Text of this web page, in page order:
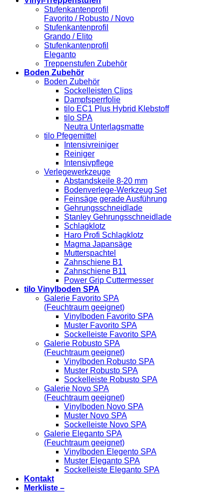
Stufenkantenprofil
Favorito / Robusto / Novo
Stufenkantenprofil
Grando / Elito
Stufenkantenprofil
Eleganto
Treppenstufen Zubehör
Boden Zubehör
Boden Zubehör
Sockelleisten Clips
Dampfsperrfolie
tilo EC1 Plus Hybrid Klebstoff
tilo SPA
Neutra Unterlagsmatte
tilo Pfegemittel
Intensivreiniger
Reiniger
Intensivpflege
Verlegewerkzeuge
Abstandskeile 8-20 mm
Bodenverlege-Werkzeug Set
Feinsäge gerade Ausführung
Gehrungsschneidlade
Stanley Gehrungsschneidlade
Schlagklotz
Haro Profi Schlagklotz
Magma Japansäge
Mutterspachtel
Zahnschiene B1
Zahnschiene B11
Power Grip Cuttermesser
tilo Vinylboden SPA
Galerie Favorito SPA
(Feuchtraum geeignet)
Vinylboden Favorito SPA
Muster Favorito SPA
Sockelleiste Favorito SPA
Galerie Robusto SPA
(Feuchtraum geeignet)
Vinylboden Robusto SPA
Muster Robusto SPA
Sockelleiste Robusto SPA
Galerie Novo SPA
(Feuchtraum geeignet)
Vinylboden Novo SPA
Muster Novo SPA
Sockelleiste Novo SPA
Galerie Eleganto SPA
(Feuchtraum geeignet)
Vinylboden Elegento SPA
Muster Eleganto SPA
Sockelleiste Eleganto SPA
Kontakt
Merkliste –